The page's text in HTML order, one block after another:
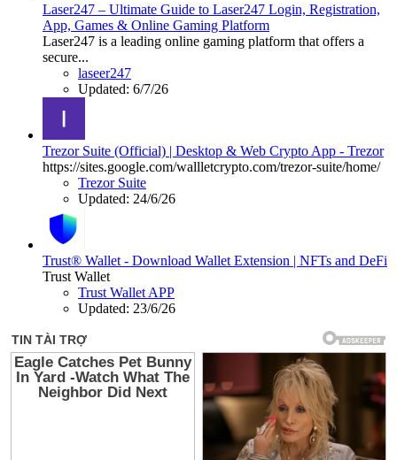
Laser247 – Ultimate Guide to Laser247 Login, Registration,
App, Games & Online Gaming Platform
Laser247 is a leading online gaming platform that offers a
secure...
laseer247
Updated: 6/7/26
Trezor Suite (Official) | Desktop & Web Crypto App - Trezor
https://sites.google.com/wallletcrypto.com/trezor-suite/home/
Trezor Suite
Updated: 24/6/26
Trust® Wallet - Download Wallet Extension | NFTs and DeFi
Trust Wallet
Trust Wallet APP
Updated: 23/6/26